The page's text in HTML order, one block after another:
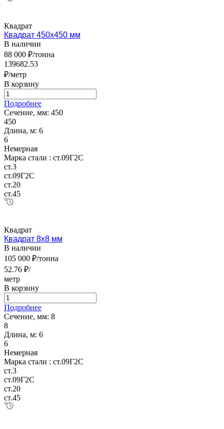
Квадрат
Квадрат 450х450 мм
В наличии
88 000 ₽/тонна
139682.53
₽/метр
В корзину
Подробнее
Сечение, мм: 450
450
Длина, м: 6
6
Немерная
Марка стали : ст.09Г2С
ст.3
ст.09Г2С
ст.20
ст.45
Квадрат
Квадрат 8х8 мм
В наличии
105 000 ₽/тонна
52.76 ₽/
метр
В корзину
Подробнее
Сечение, мм: 8
8
Длина, м: 6
6
Немерная
Марка стали : ст.09Г2С
ст.3
ст.09Г2С
ст.20
ст.45